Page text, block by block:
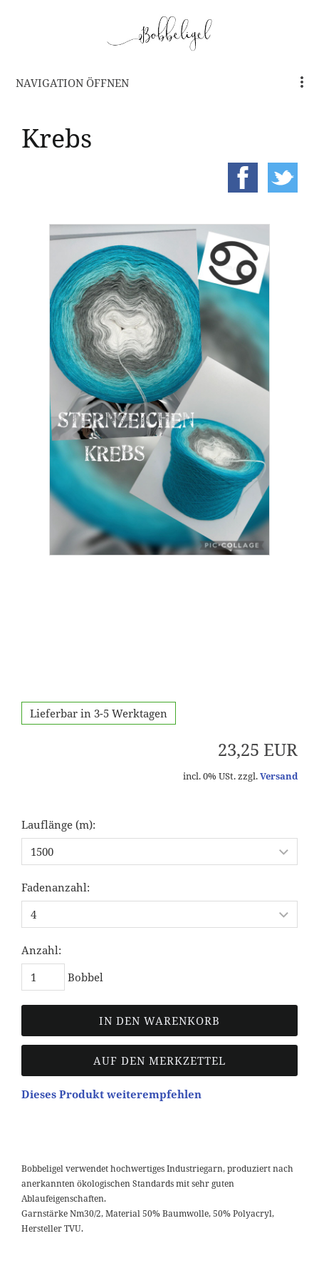
NAVIGATION ÖFFNEN
Krebs
Lieferbar in 3-5 Werktagen
23,25 EUR
incl. 0% USt. zzgl.Versand
Lauflänge (m):
Fadenanzahl:
Anzahl:
Bobbel
IN DEN WARENKORB
AUF DEN MERKZETTEL
Dieses Produkt weiterempfehlen
Bobbeligel verwendet hochwertiges Industriegarn, produziert nach
anerkannten ökologischen Standards mit sehr guten
Ablaufeigenschaften.
Garnstärke Nm30/2, Material 50% Baumwolle, 50% Polyacryl,
Hersteller TVU.